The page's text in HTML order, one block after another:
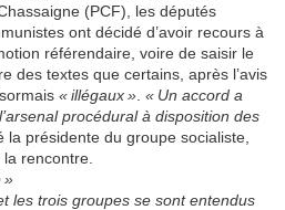
(PCF), les députés
ont décidé d’avoir recours à
référendaire, voire de saisir le
des textes que certains, après l’avis
« illégaux » « Un accord a
procédural à disposition des
la présidente du groupe socialiste,
rencontre.
»
les trois groupes se sont entendus